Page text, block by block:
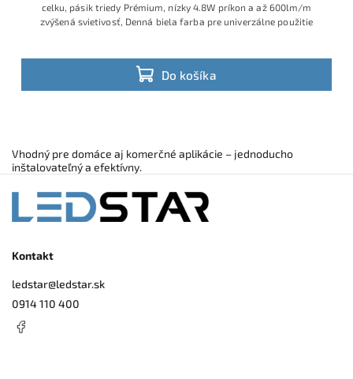
Do košíka
celku, pásik triedy Prémium, nízky 4.8W príkon a až 600lm/m
zvýšená svietivosť, Denná biela farba pre univerzálne použitie
Vhodný pre domáce aj komerčné aplikácie – jednoducho
inštalovateľný a efektívny.
Kontakt
ledstar@ledstar.sk
0914 110 400